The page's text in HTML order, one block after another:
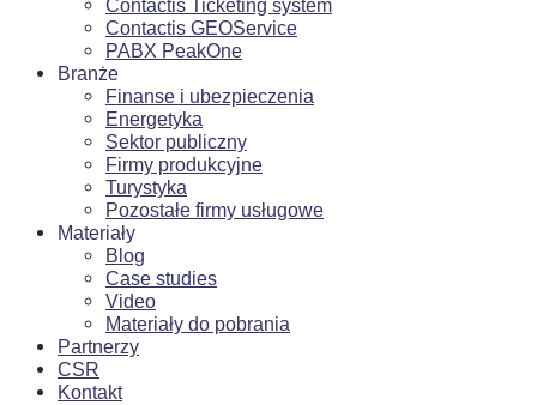
Contactis Ticketing system
Contactis GEOService
PABX PeakOne
Branże
Finanse i ubezpieczenia
Energetyka
Sektor publiczny
Firmy produkcyjne
Turystyka
Pozostałe firmy usługowe
Materiały
Blog
Case studies
Video
Materiały do pobrania
Partnerzy
CSR
Kontakt